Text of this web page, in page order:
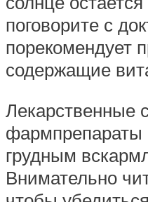
поговорите с
порекомендует
содержащие
Лекарственные
грудным
Внимательно